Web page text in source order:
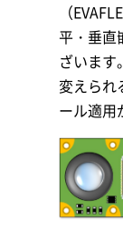
（
平・垂直
ざいます
変えられ
ール適用